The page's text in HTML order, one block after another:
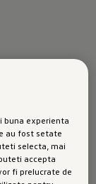
buna experienta
au fost setate
selecta, mai
accepta
fi prelucrate de